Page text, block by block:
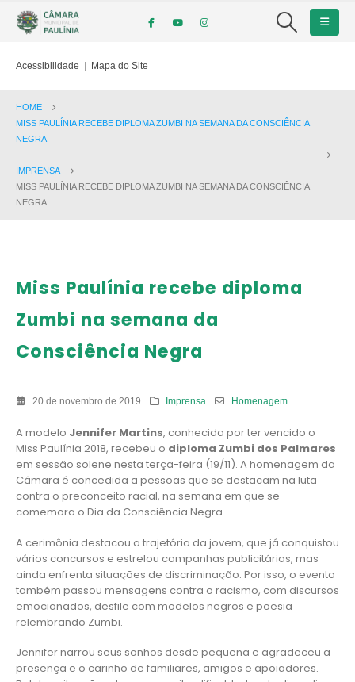
Acessibilidade | Mapa do Site
HOME
MISS PAULÍNIA RECEBE DIPLOMA ZUMBI NA SEMANA DA CONSCIÊNCIA
NEGRA
IMPRENSA
MISS PAULÍNIA RECEBE DIPLOMA ZUMBI NA SEMANA DA CONSCIÊNCIA
NEGRA
Miss Paulínia recebe diploma
Zumbi na semana da
Consciência Negra
20 de novembro de 2019 Imprensa Homenagem
A modelo Jennifer Martins, conhecida por ter vencido o
Miss Paulínia 2018, recebeu o diploma Zumbi dos Palmares
em sessão solene nesta terça-feira (19/11). A homenagem da
Câmara é concedida a pessoas que se destacam na luta
contra o preconceito racial, na semana em que se
comemora o Dia da Consciência Negra.
A cerimônia destacou a trajetória da jovem, que já conquistou
vários concursos e estrelou campanhas publicitárias, mas
ainda enfrenta situações de discriminação. Por isso, o evento
também passou mensagens contra o racismo, com discursos
emocionados, desfile com modelos negros e poesia
relembrando Zumbi.
Jennifer narrou seus sonhos desde pequena e agradeceu a
presença e o carinho de familiares, amigos e apoiadores.